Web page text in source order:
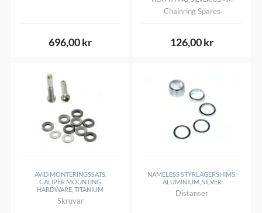
696,00 kr
Chainring Spares
126,00 kr
AVID MONTERINGSSATS,
CALIPER MOUNTING
HARDWARE, TITANIUM
Skruvar
NAMELESS STYRLAGERSHIMS,
ALUMINIUM, SILVER
Distanser